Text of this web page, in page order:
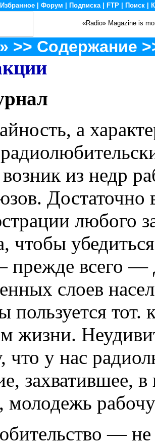
Избранное Форум Подписка| FTP Поиск
«Radio» Magazine is
>> Содержание
а
из недр
Достаточно
любого
чтобы
прежде всего —
слоев
пользуется тот.
жизни.
что у нас
захватившее,
молодежь
— не